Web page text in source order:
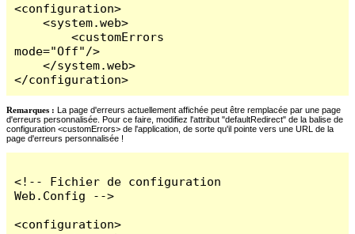
<configuration>
    <system.web>
        <customErrors
mode="Off"/>
    </system.web>
</configuration>
Remarques : La page d'erreurs actuellement affichée peut être remplacée par une page
d'erreurs personnalisée. Pour ce faire, modifiez l'attribut "defaultRedirect" de la balise de
configuration <customErrors> de l'application, de sorte qu'il pointe vers une URL de la
page d'erreurs personnalisée !
<!-- Fichier de configuration
Web.Config -->
<configuration>